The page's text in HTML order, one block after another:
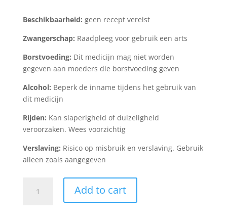
Beschikbaarheid: geen recept vereist
Zwangerschap: Raadpleeg voor gebruik een arts
Borstvoeding: Dit medicijn mag niet worden
gegeven aan moeders die borstvoeding geven
Alcohol: Beperk de inname tijdens het gebruik van
dit medicijn
Rijden: Kan slaperigheid of duizeligheid
veroorzaken. Wees voorzichtig
Verslaving: Risico op misbruik en verslaving. Gebruik
alleen zoals aangegeven
kopen
Add to cart